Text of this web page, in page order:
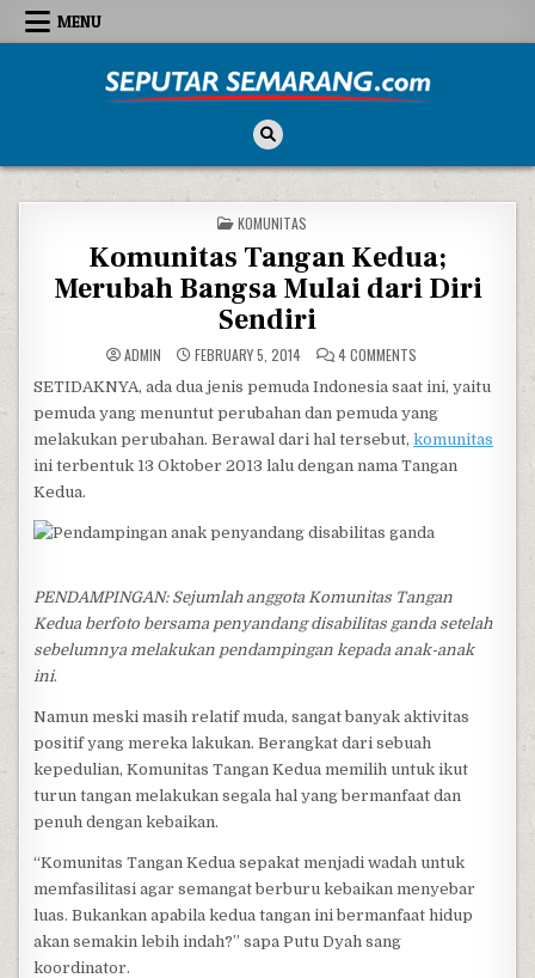
Skip to content
MENU
POSTED IN
KOMUNITAS
Komunitas Tangan Kedua;
Merubah Bangsa Mulai dari Diri
Sendiri
ADMIN FEBRUARY 5, 2014 4 COMMENTS
SETIDAKNYA, ada dua jenis pemuda Indonesia saat ini, yaitu
pemuda yang menuntut perubahan dan pemuda yang
melakukan perubahan. Berawal dari hal tersebut,komunitas
ini terbentuk 13 Oktober 2013 lalu dengan nama Tangan
Kedua.
PENDAMPINGAN: Sejumlah anggota Komunitas Tangan
Kedua berfoto bersama penyandang disabilitas ganda setelah
sebelumnya melakukan pendampingan kepada anak-anak
ini.
Namun meski masih relatif muda, sangat banyak aktivitas
positif yang mereka lakukan. Berangkat dari sebuah
kepedulian, Komunitas Tangan Kedua memilih untuk ikut
turun tangan melakukan segala hal yang bermanfaat dan
penuh dengan kebaikan.
“Komunitas Tangan Kedua sepakat menjadi wadah untuk
memfasilitasi agar semangat berburu kebaikan menyebar
luas. Bukankan apabila kedua tangan ini bermanfaat hidup
akan semakin lebih indah?” sapa Putu Dyah sang
koordinator.